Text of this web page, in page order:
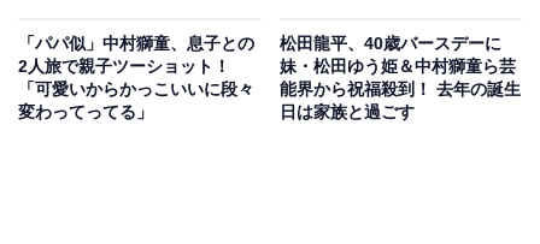
「パパ似」中村獅童、息子との
2人旅で親子ツーショット！
「可愛いからかっこいいに段々
変わってってる」
松田龍平、40歳バースデーに
妹・松田ゆう姫＆中村獅童ら芸
能界から祝福殺到！ 去年の誕生
日は家族と過ごす